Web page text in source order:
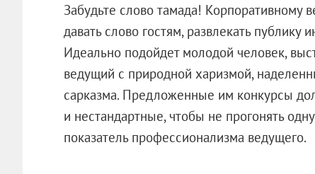
Забудьте слово тамада! Корпоративному
давать слово гостям, развлекать
Идеально подойдет молодой человек,
ведущий с природной харизмой,
сарказма. Предложенные им конкурсы
и нестандартные, чтобы не прогонять
показатель профессионализма